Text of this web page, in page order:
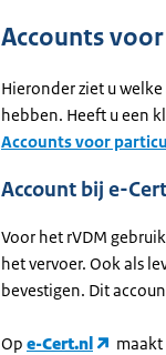
Accounts
Hieronder ziet u
hebben. Heeft u een
Accounts voor
Account bij e-
Voor het rVDM
het vervoer. Ook als
bevestigen. Dit
Op e-Cert.nl
maakt